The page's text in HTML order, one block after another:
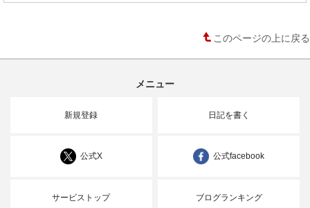
このページの上に戻る
メニュー
新規登録 日記を書く
公式X 公式facebook
サービストップ ブログランキング